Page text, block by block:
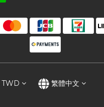
TWD 繁體中文